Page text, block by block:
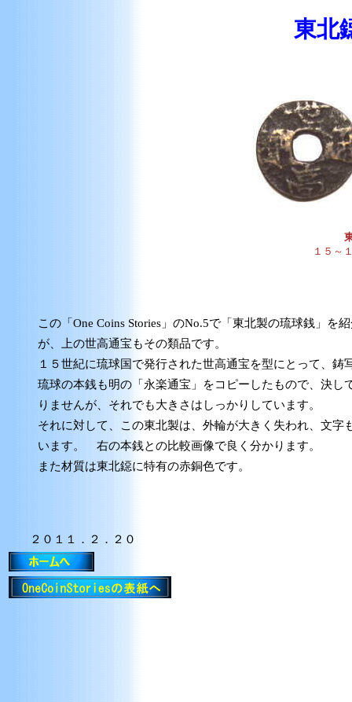
東北
１５～
この「One Coins Stories」のNo.5で「東北製の琉球銭」を
が、上の世高通宝もその類品です。
１５世紀に琉球国で発行された世高通宝を型にとって、鋳
琉球の本銭も明の「永楽通宝」をコピーしたもので、決し
りませんが、それでも大きさはしっかりしています。
それに対して、この東北製は、外輪が大きく失われ、文字
います。 右の本銭との比較画像で良く分かります。
また材質は東北鐚に特有の赤銅色です。
２０１１．２．２０